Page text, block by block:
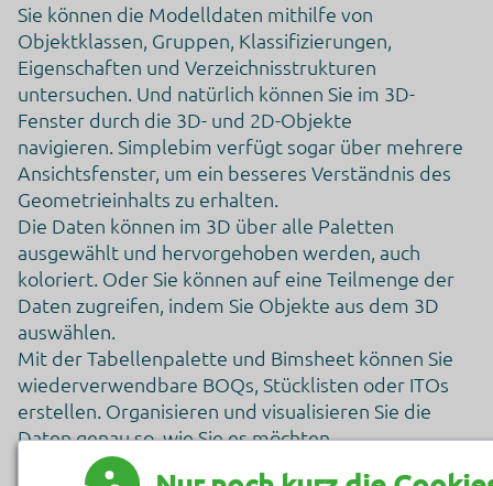
Sie können die Modelldaten mithilfe von
Objektklassen, Gruppen, Klassifizierungen,
Eigenschaften und Verzeichnisstrukturen
untersuchen. Und natürlich können Sie im 3D-
Fenster durch die 3D- und 2D-Objekte
navigieren. Simplebim verfügt sogar über mehrere
Ansichtsfenster, um ein besseres Verständnis des
Geometrieinhalts zu erhalten.
Die Daten können im 3D über alle Paletten
ausgewählt und hervorgehoben werden, auch
koloriert. Oder Sie können auf eine Teilmenge der
Daten zugreifen, indem Sie Objekte aus dem 3D
auswählen.
Mit der Tabellenpalette und Bimsheet können Sie
wiederverwendbare BOQs, Stücklisten oder ITOs
erstellen. Organisieren und visualisieren Sie die
Daten genau so, wie Sie es möchten.